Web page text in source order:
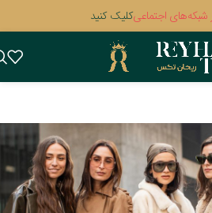
اجتماعیکلیک کنید